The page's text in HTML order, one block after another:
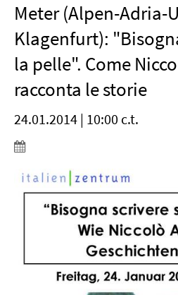
Meter (Alpen-Adria-
Klagenfurt):
la pelle". Come
racconta le storie
24.01.2014 | 10:00 c.t.